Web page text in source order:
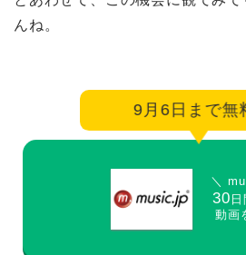
んね。
9月6日まで無
＼
30
動画